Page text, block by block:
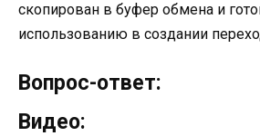
скопирован в буфер обмена и
использованию в создании
Вопрос-ответ:
Видео: